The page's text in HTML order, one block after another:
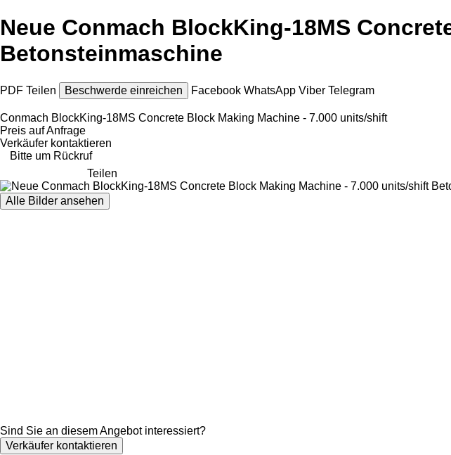
Neue Conmach BlockKing-18MS
Betonsteinmaschine
PDF Teilen Beschwerde einreichen Facebook WhatsApp Viber Telegram
Conmach BlockKing-18MS Concrete Block Making Machine - 7.000 units/shift
Preis auf Anfrage
Verkäufer kontaktieren
Bitte um Rückruf
Teilen
Alle Bilder ansehen
Sind Sie an diesem Angebot interessiert?
Verkäufer kontaktieren